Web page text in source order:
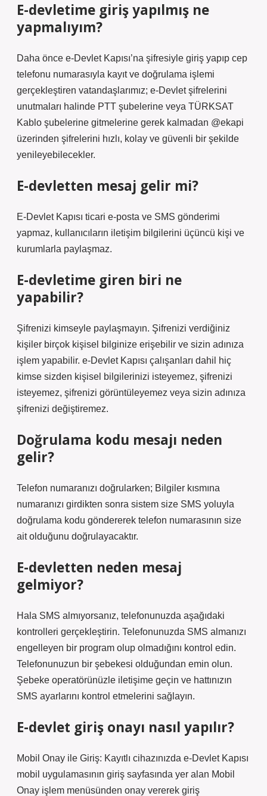
E-devletime giriş yapılmış ne
yapmalıyım?
Daha önce e-Devlet Kapısı’na şifresiyle giriş yapıp cep
telefonu numarasıyla kayıt ve doğrulama işlemi
gerçekleştiren vatandaşlarımız; e-Devlet şifrelerini
unutmaları halinde PTT şubelerine veya TÜRKSAT
Kablo şubelerine gitmelerine gerek kalmadan @ekapi
üzerinden şifrelerini hızlı, kolay ve güvenli bir şekilde
yenileyebilecekler.
E-devletten mesaj gelir mi?
E-Devlet Kapısı ticari e-posta ve SMS gönderimi
yapmaz, kullanıcıların iletişim bilgilerini üçüncü kişi ve
kurumlarla paylaşmaz.
E-devletime giren biri ne
yapabilir?
Şifrenizi kimseyle paylaşmayın. Şifrenizi verdiğiniz
kişiler birçok kişisel bilginize erişebilir ve sizin adınıza
işlem yapabilir. e-Devlet Kapısı çalışanları dahil hiç
kimse sizden kişisel bilgilerinizi isteyemez, şifrenizi
isteyemez, şifrenizi görüntüleyemez veya sizin adınıza
şifrenizi değiştiremez.
Doğrulama kodu mesajı neden
gelir?
Telefon numaranızı doğrularken; Bilgiler kısmına
numaranızı girdikten sonra sistem size SMS yoluyla
doğrulama kodu göndererek telefon numarasının size
ait olduğunu doğrulayacaktır.
E-devletten neden mesaj
gelmiyor?
Hala SMS almıyorsanız, telefonunuzda aşağıdaki
kontrolleri gerçekleştirin. Telefonunuzda SMS almanızı
engelleyen bir program olup olmadığını kontrol edin.
Telefonunuzun bir şebekesi olduğundan emin olun.
Şebeke operatörünüzle iletişime geçin ve hattınızın
SMS ayarlarını kontrol etmelerini sağlayın.
E-devlet giriş onayı nasıl yapılır?
Mobil Onay ile Giriş: Kayıtlı cihazınızda e-Devlet Kapısı
mobil uygulamasının giriş sayfasında yer alan Mobil
Onay işlem menüsünden onay vererek giriş